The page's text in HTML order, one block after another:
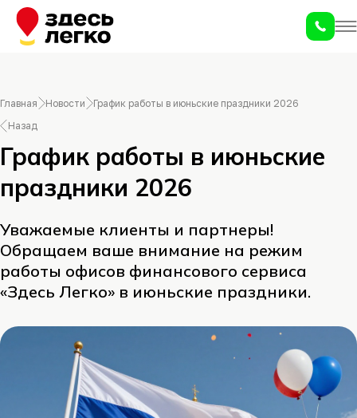
Главная Новости
График работы в июньские праздники 2026
Назад
График работы в июньские
праздники 2026
Уважаемые клиенты и партнеры!
Обращаем ваше внимание на режим
работы офисов финансового сервиса
«Здесь Легко» в июньские праздники.